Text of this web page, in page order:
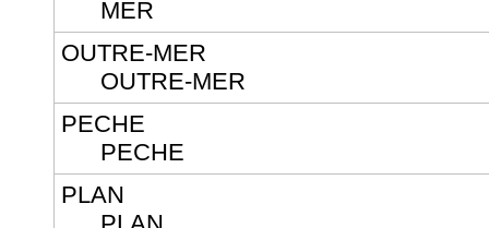
MER
OUTRE-MER
OUTRE-MER
PECHE
PECHE
PLAN